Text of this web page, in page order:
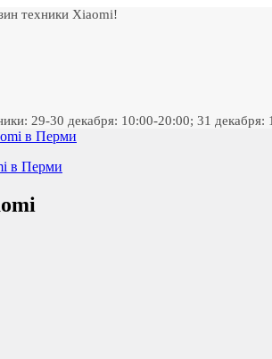
техники Xiaomi!
29-30 декабря: 10:00-20:00; 31
в Перми